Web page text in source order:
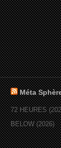
Méta
72 HEURES
BELOW (2026)